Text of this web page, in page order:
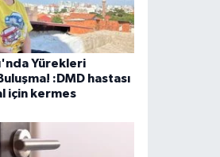
Yürekleri
:DMD hastası
için kermes